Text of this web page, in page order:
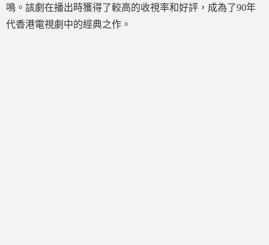
鳴。該劇在播出時獲得了較高的收視率和好評，成為了90年
代香港電視劇中的經典之作。